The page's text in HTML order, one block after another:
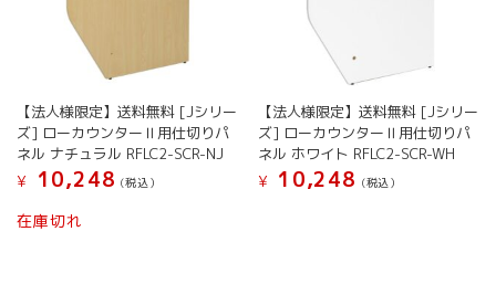
【法人様限定】送料無料 [Jシリー
ズ] ローカウンターⅡ用仕切りパ
ネル ナチュラル RFLC2-SCR-NJ
¥
10,248 (税込）
在庫切れ
【法人様限定】送料無料 [Jシリー
ズ] ローカウンターⅡ用仕切りパ
ネル ホワイト RFLC2-SCR-WH
¥
10,248 (税込）